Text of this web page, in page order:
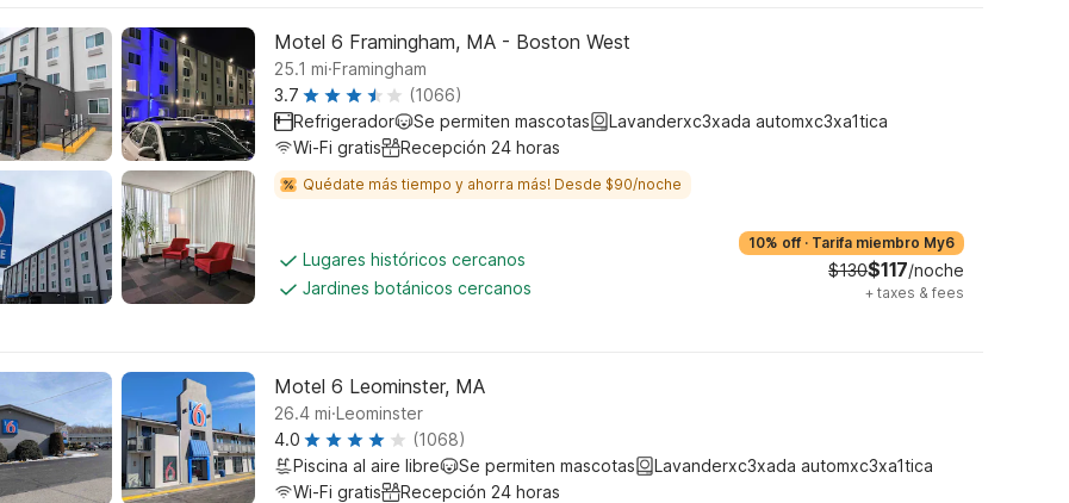
Motel 6 Framingham, MA - Boston West
25.1 mi.Framingham
3.7
(1066)
Refrigerador
Se permiten mascotas
Lavanderxc3xada automxc3xa1tica
Wi-Fi gratis
Recepción 24 horas
Quédate más tiempo y ahorra más! Desde $90/noche
Lugares históricos cercanos
Jardines botánicos cercanos
10% off · Tarifa miembro My6
$130$117/noche
+ taxes & fees
Motel 6 Leominster, MA
26.4 mi.Leominster
4.0
(1068)
Piscina al aire libre
Se permiten mascotas
Lavanderxc3xada automxc3xa1tica
Wi-Fi gratis
Recepción 24 horas